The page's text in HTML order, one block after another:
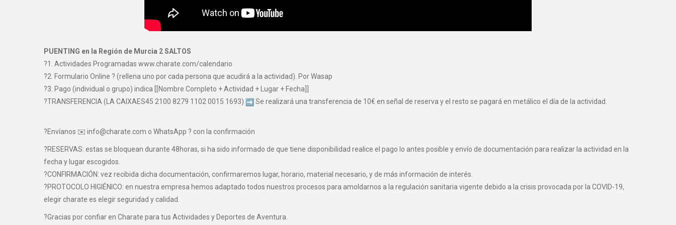
PUENTING en la Región de Murcia 2 SALTOS
?1. Actividades Programadas www.charate.com/calendario
?2. Formulario Online ? (rellena uno por cada persona que acudirá a la actividad). Por Wasap
?3. Pago (individual o grupo) indica [[Nombre Completo + Actividad + Lugar + Fecha]]
?TRANSFERENCIA (LA CAIXAES45 2100 8279 1102 0015 1693)
Se realizará una transferencia de 10€ en señal de reserva y el resto se pagará en metálico el día de la actividad.
?Envíanos ✉️ info@charate.com o WhatsApp ? con la confirmación
?RESERVAS: estas se bloquean durante 48horas, si ha sido informado de que tiene disponibilidad realice el pago lo antes posible y envío de documentación para realizar la actividad en la
fecha y lugar escogidos.
?CONFIRMACIÓN: vez recibida dicha documentación, confirmaremos lugar, horario, material necesario, y de más información de interés.
?PROTOCOLO HIGIÉNICO: en nuestra empresa hemos adaptado todos nuestros procesos para amoldarnos a la regulación sanitaria vigente debido a la crisis provocada por la COVID-19,
elegir charate es elegir seguridad y calidad.
?Gracias por confiar en Charate para tus Actividades y Deportes de Aventura.